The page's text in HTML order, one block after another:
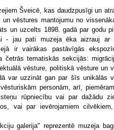
Šveicē, kas daudzpusīgi un
vēstures mantojumu no
un uzcelts 1898. gadā par godu
- jau pati muzeja ēka aizrauj ar
ir vairākas pastāvīgās
četrās tematiskās sekcijās:
vēsture, politiskā vēsture un
var uzzināt gan par šīs unikālās
personām, arī,
rūpniecību vai par dažādu
vai par ievērojamiem
galerija" reprezentē muzeja